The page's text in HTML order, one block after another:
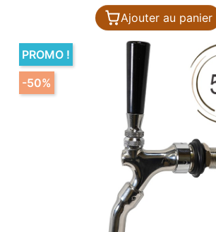
Ajouter au panier
PROMO !
-50%